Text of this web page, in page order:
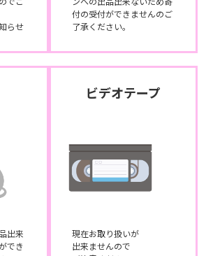
らせ
付の受付ができませんのご
了承ください。
出来
でき
ビデオテープ
現在お取り扱いが
出来ませんので